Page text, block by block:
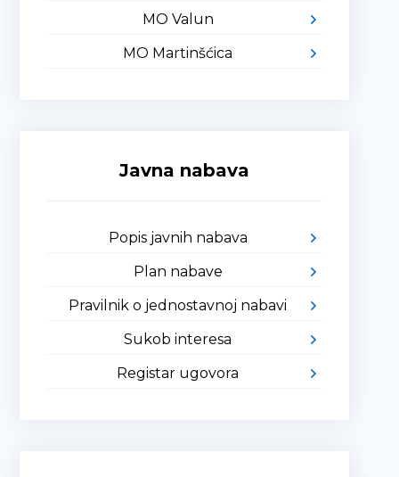
MO Valun
MO Martinšćica
Javna nabava
Popis javnih nabava
Plan nabave
Pravilnik o jednostavnoj nabavi
Sukob interesa
Registar ugovora